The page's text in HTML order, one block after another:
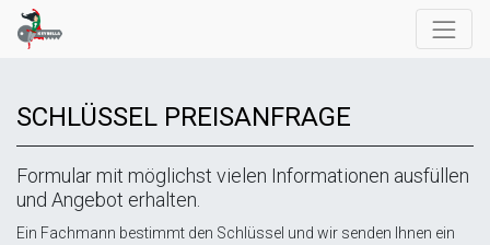
SCHLÜSSEL PREISANFRAGE
Formular mit möglichst vielen Informationen ausfüllen
und Angebot erhalten.
Ein Fachmann bestimmt den Schlüssel und wir senden Ihnen ein